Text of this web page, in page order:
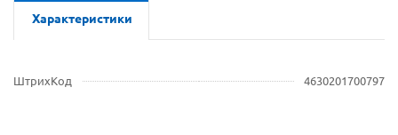
Характеристики
ШтрихКод 4630201700797